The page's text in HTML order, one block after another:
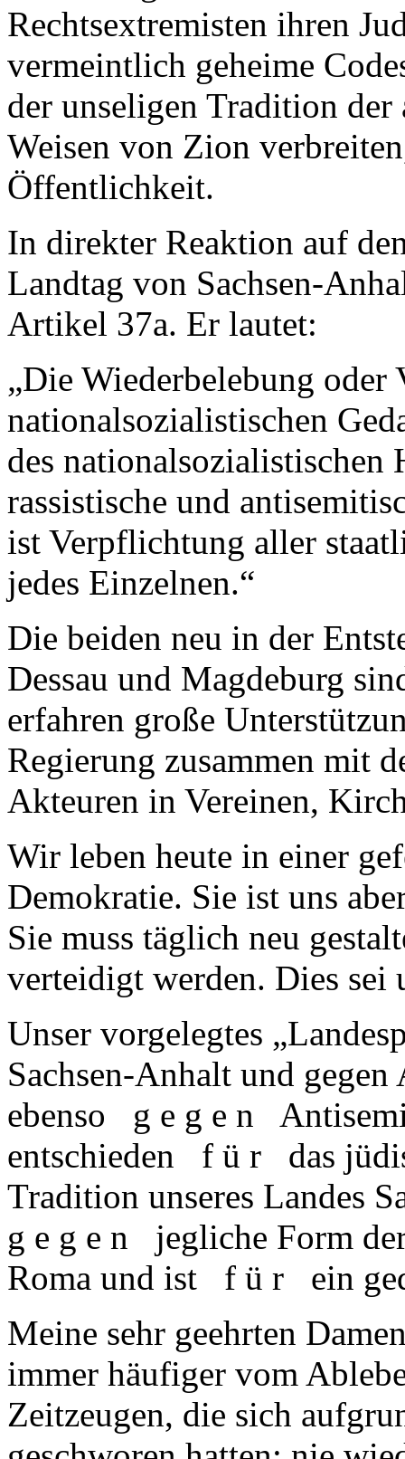
Rechtsextremisten ihren
vermeintlich geheime
der unseligen Tradition
Weisen von Zion
Öffentlichkeit.
In direkter Reaktion auf
Landtag von Sachsen-
Artikel 37a. Er lautet:
„Die Wiederbelebung oder
nationalsozialistischen
des nationalsozialistischen
rassistische und
ist Verpflichtung aller
jedes Einzelnen.“
Die beiden neu in der
Dessau und Magdeburg
erfahren große
Regierung zusammen mit
Akteuren in Vereinen,
Wir leben heute in einer
Demokratie. Sie ist uns
Sie muss täglich neu
verteidigt werden. Dies sei
Unser vorgelegtes
Sachsen-Anhalt und
ebenso g e g e n
entschieden f ü r das
Tradition unseres Landes
g e g e n jegliche Form
Roma und ist f ü r ein
Meine sehr geehrten
immer häufiger vom
Zeitzeugen, die sich